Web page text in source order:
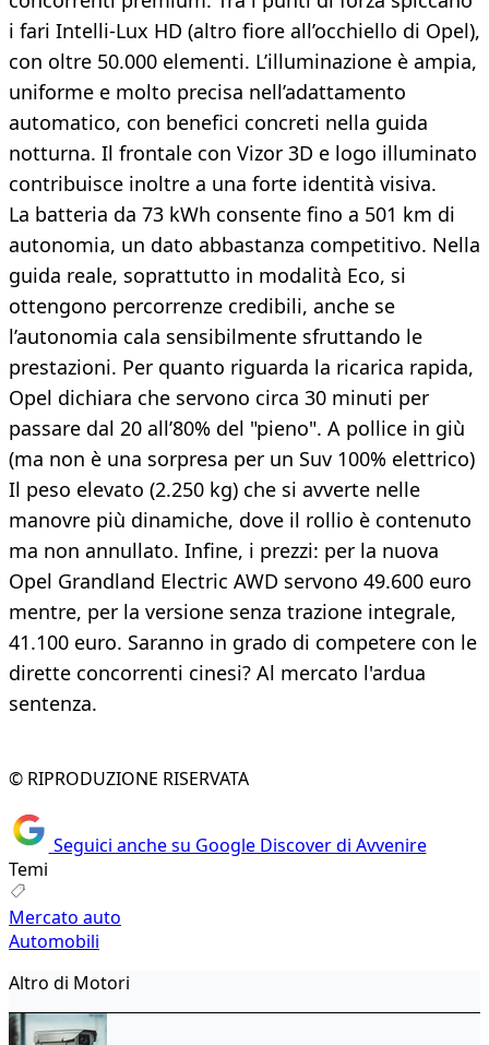
i fari Intelli-Lux HD (altro fiore all’occhiello di Opel),
con oltre 50.000 elementi. L’illuminazione è ampia,
uniforme e molto precisa nell’adattamento
automatico, con benefici concreti nella guida
notturna. Il frontale con Vizor 3D e logo illuminato
contribuisce inoltre a una forte identità visiva.
La batteria da 73 kWh consente fino a 501 km di
autonomia, un dato abbastanza competitivo. Nella
guida reale, soprattutto in modalità Eco, si
ottengono percorrenze credibili, anche se
l’autonomia cala sensibilmente sfruttando le
prestazioni. Per quanto riguarda la ricarica rapida,
Opel dichiara che servono circa 30 minuti per
passare dal 20 all’80% del "pieno". A pollice in giù
(ma non è una sorpresa per un Suv 100% elettrico)
Il peso elevato (2.250 kg) che si avverte nelle
manovre più dinamiche, dove il rollio è contenuto
ma non annullato. Infine, i prezzi: per la nuova
Opel Grandland Electric AWD servono 49.600 euro
mentre, per la versione senza trazione integrale,
41.100 euro. Saranno in grado di competere con le
dirette concorrenti cinesi? Al mercato l'ardua
sentenza.
© RIPRODUZIONE RISERVATA
Seguici anche su Google Discover di Avvenire
Temi
Mercato auto
Automobili
Altro di Motori